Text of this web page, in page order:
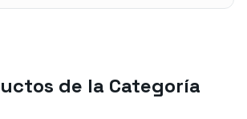
de la Categoría